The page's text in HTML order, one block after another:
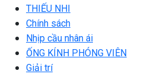
THIẾU NHI
Chính sách
Nhịp cầu nhân ái
ỐNG KÍNH PHÓNG VIÊN
Giải trí